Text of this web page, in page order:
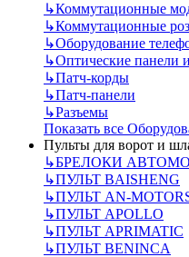
↳Коммутационные
↳Коммутационные
↳Оборудование
↳Оптические панели
↳Патч-корды
↳Патч-панели
↳Разъемы
Показать все
Пульты для ворот и
↳БРЕЛОКИ
↳ПУЛЬТ BAISHENG
↳ПУЛЬТ AN-
↳ПУЛЬТ APOLLO
↳ПУЛЬТ APRIMATIC
↳ПУЛЬТ BENINCA